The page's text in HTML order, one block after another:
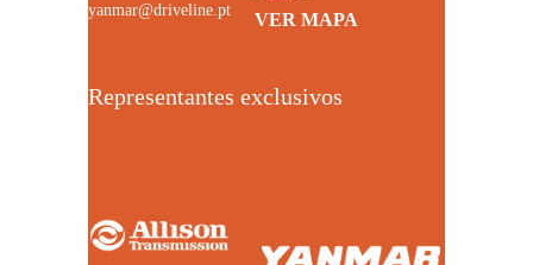
yanmar@driveline.pt
VER MAPA
Representantes exclusivos